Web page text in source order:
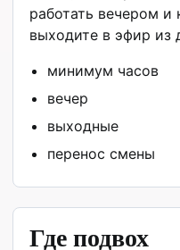
работать вечером и
выходите в эфир из
минимум часов
вечер
выходные
перенос смены
Где подвох